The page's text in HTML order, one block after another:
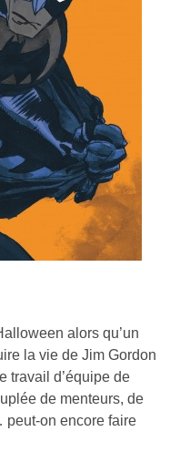
alors qu’un
la vie de Jim Gordon
travail d’équipe de
de menteurs, de
on encore faire